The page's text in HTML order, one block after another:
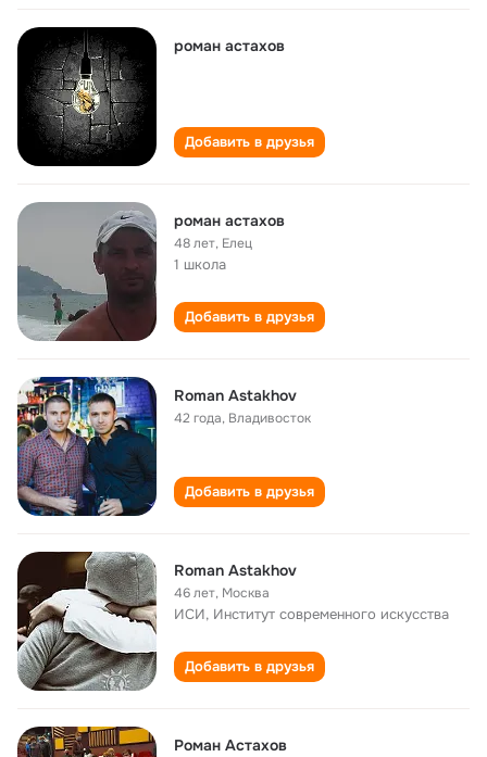
роман астахов
Добавить в друзья
роман астахов
48 лет, Елец
1 школа
Добавить в друзья
Roman Astakhov
42 года, Владивосток
Добавить в друзья
Roman Astakhov
46 лет, Москва
ИСИ, Институт современного искусства
Добавить в друзья
Роман Астахов